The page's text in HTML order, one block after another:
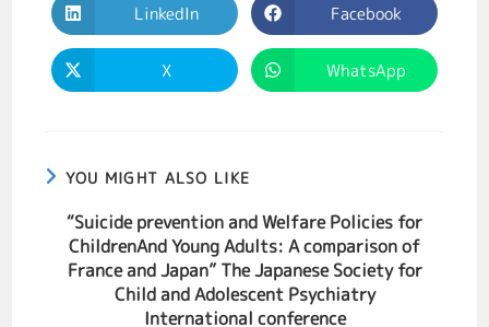
LinkedIn Facebook
X WhatsApp
YOU MIGHT ALSO LIKE
“Suicide prevention and Welfare Policies for
ChildrenAnd Young Adults: A comparison of
France and Japan” The Japanese Society for
Child and Adolescent Psychiatry
International conference